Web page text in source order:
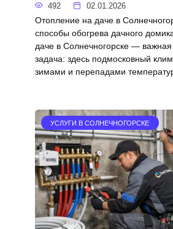
492 02.01.2026
Отопление на даче в
способы обогрева дачного
даче в Солнечногорске —
задача: здесь подмосковный
зимами и перепадами
УСЛУГИ В СОЛНЕЧНОГОРСКЕ